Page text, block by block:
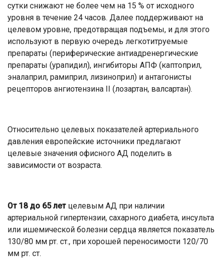
сутки снижают не более чем на 15 % от исходного
уровня в течение 24 часов. Далее поддерживают на
целевом уровне, предотвращая подъемы, и для этого
используют в первую очередь легкотитруемые
препараты (периферические антиадренергические
препараты (урапидил), ингибиторы АПФ (каптоприл,
эналаприл, рамиприл, лизиноприл) и антагонисты
рецепторов ангиотензина ІІ (лозартан, валсартан).
Относительно целевых показателей артериального
давления европейские источники предлагают
целевые значения офисного АД поделить в
зависимости от возраста.
От 18 до 65 летцелевым АД при наличии
артериальной гипертензии, сахарного диабета, инсульта
или ишемической болезни сердца является показатель
130/80 мм рт. ст., при хорошей переносимости 120/70
мм рт. ст.